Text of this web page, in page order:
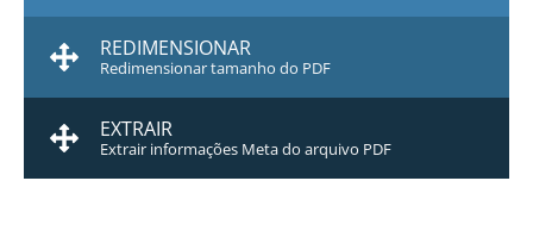
REDIMENSIONAR
Redimensionar tamanho do PDF
EXTRAIR
Extrair informações Meta do arquivo PDF